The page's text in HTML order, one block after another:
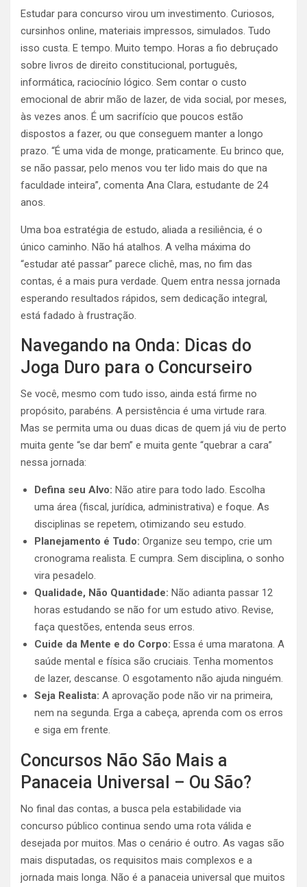
Estudar para concurso virou um investimento. Curiosos,
cursinhos online, materiais impressos, simulados. Tudo
isso custa. E tempo. Muito tempo. Horas a fio debruçado
sobre livros de direito constitucional, português,
informática, raciocínio lógico. Sem contar o custo
emocional de abrir mão de lazer, de vida social, por meses,
às vezes anos. É um sacrifício que poucos estão
dispostos a fazer, ou que conseguem manter a longo
prazo. “É uma vida de monge, praticamente. Eu brinco que,
se não passar, pelo menos vou ter lido mais do que na
faculdade inteira”, comenta Ana Clara, estudante de 24
anos.
Uma boa estratégia de estudo, aliada a resiliência, é o
único caminho. Não há atalhos. A velha máxima do
“estudar até passar” parece clichê, mas, no fim das
contas, é a mais pura verdade. Quem entra nessa jornada
esperando resultados rápidos, sem dedicação integral,
está fadado à frustração.
Navegando na Onda: Dicas do
Joga Duro para o Concurseiro
Se você, mesmo com tudo isso, ainda está firme no
propósito, parabéns. A persistência é uma virtude rara.
Mas se permita uma ou duas dicas de quem já viu de perto
muita gente “se dar bem” e muita gente “quebrar a cara”
nessa jornada:
Defina seu Alvo: Não atire para todo lado. Escolha
uma área (fiscal, jurídica, administrativa) e foque. As
disciplinas se repetem, otimizando seu estudo.
Planejamento é Tudo: Organize seu tempo, crie um
cronograma realista. E cumpra. Sem disciplina, o sonho
vira pesadelo.
Qualidade, Não Quantidade: Não adianta passar 12
horas estudando se não for um estudo ativo. Revise,
faça questões, entenda seus erros.
Cuide da Mente e do Corpo: Essa é uma maratona. A
saúde mental e física são cruciais. Tenha momentos
de lazer, descanse. O esgotamento não ajuda ninguém.
Seja Realista: A aprovação pode não vir na primeira,
nem na segunda. Erga a cabeça, aprenda com os erros
e siga em frente.
Concursos Não São Mais a
Panaceia Universal – Ou São?
No final das contas, a busca pela estabilidade via
concurso público continua sendo uma rota válida e
desejada por muitos. Mas o cenário é outro. As vagas são
mais disputadas, os requisitos mais complexos e a
jornada mais longa. Não é a panaceia universal que muitos